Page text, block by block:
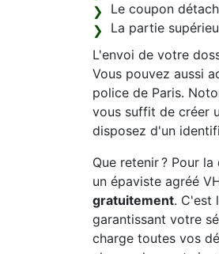
Le coupon
La partie
L'envoi de votre
Vous pouvez aussi
police de Paris.
vous suffit de créer
disposez d'un
Que retenir ? Pour
un épaviste agréé
gratuitement. C'est
garantissant votre
charge toutes vos